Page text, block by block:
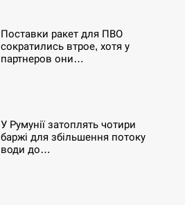
Поставки ракет для ПВО
сократились втрое, хотя у
партнеров они…
У Румунії затоплять чотири
баржі для збільшення потоку
води до…